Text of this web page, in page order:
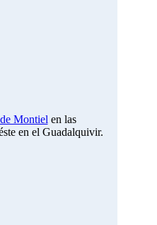
Montiel en las
en el Guadalquivir.